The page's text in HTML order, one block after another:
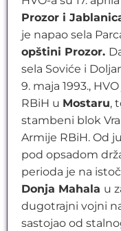
Prozor i
je napao sela
opštini Prozor.
sela Soviće i
9. maja 1993.,
RBiH u Mostaru,
stambeni blok
Armije RBiH. Od
pod opsadom
perioda je na
Donja Mahala u
dugotrajni vojni
sastojao od